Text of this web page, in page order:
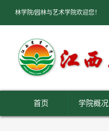
林学院/园林与艺术学院欢迎您！
首页 学院概况